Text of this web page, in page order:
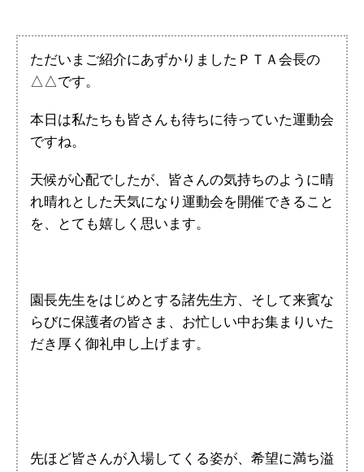
ただいまご紹介にあずかりましたＰＴＡ会長の
△△です。
本日は私たちも皆さんも待ちに待っていた運動会
ですね。
天候が心配でしたが、皆さんの気持ちのように晴
れ晴れとした天気になり運動会を開催できること
を、とても嬉しく思います。
園長先生をはじめとする諸先生方、そして来賓な
らびに保護者の皆さま、お忙しい中お集まりいた
だき厚く御礼申し上げます。
先ほど皆さんが入場してくる姿が、希望に満ち溢